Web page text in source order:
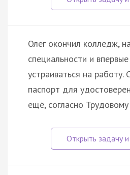
Олег окончил колледж,
специальности и
устраиваться на работу.
паспорт для
ещё, согласно